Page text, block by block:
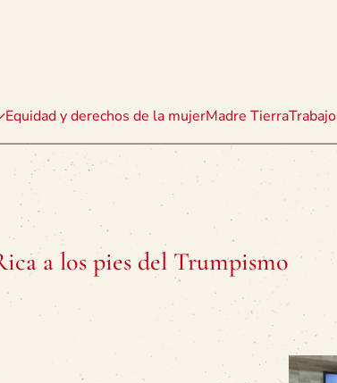
Equidad y derechos de la mujerMadre TierraTrabajo
a los pies del Trumpismo